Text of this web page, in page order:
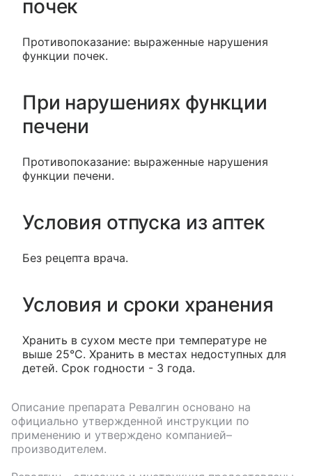
почек
Противопоказание: выраженные нарушения
функции почек.
При нарушениях функции
печени
Противопоказание: выраженные нарушения
функции печени.
Условия отпуска из аптек
Без рецепта врача.
Условия и сроки хранения
Хранить в сухом месте при температуре не
выше 25°С. Хранить в местах недоступных для
детей. Срок годности - 3 года.
Описание препарата Ревалгин основано на
официально утвержденной инструкции по
применению и утверждено компанией–
производителем.